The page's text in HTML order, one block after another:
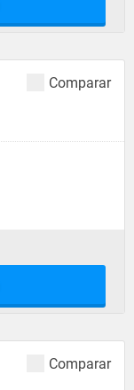
Comparar
Comparar